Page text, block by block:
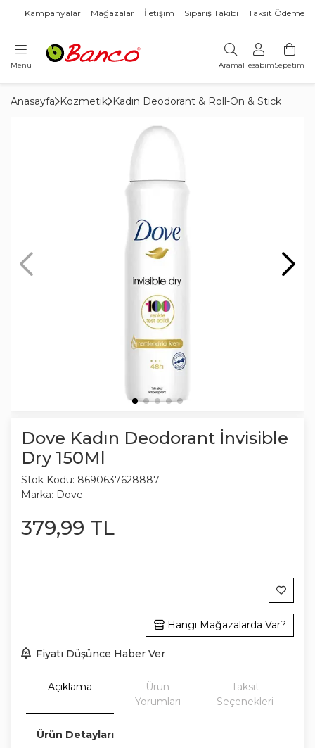
Kampanyalar Mağazalar İletişim Sipariş Takibi Taksit Ödeme
Menü AramaHesabımSepetim
Anasayfa Kozmetik Kadın Deodorant & Roll-On & Stick
Dove Kadın Deodorant İnvisible
Dry 150Ml
Stok Kodu: 8690637628887
Marka: Dove
379,99 TL
Hangi Mağazalarda Var?
Fiyatı Düşünce Haber Ver
Açıklama
Ürün
Yorumları
Taksit
Seçenekleri
Ürün Detayları